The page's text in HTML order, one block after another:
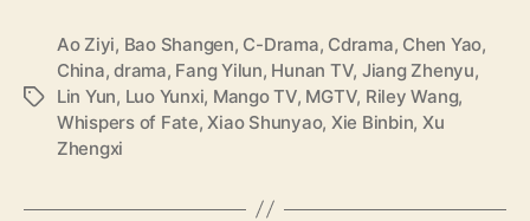
T
Ao Ziyi, Bao Shangen, C-Drama, Cdrama, Chen Yao,
China,drama, Fang Yilun, Hunan TV, Jiang Zhenyu,
Lin Yun, Luo Yunxi, Mango TV, MGTV, Riley Wang,
Whispers of Fate,Xiao Shunyao, Xie Binbin, Xu
Zhengxi